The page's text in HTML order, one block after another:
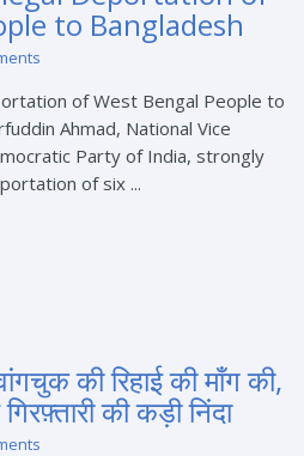
to Bangladesh
of West Bengal People to
Ahmad, National Vice
Party of India, strongly
of six ...
की रिहाई की माँग की,
की कड़ी निंदा